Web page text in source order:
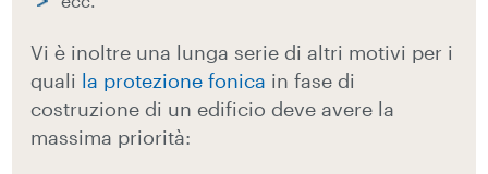
Vi è inoltre una lunga serie di altri motivi per i
quali la protezione fonica in fase di
costruzione di un edificio deve avere la
massima priorità: